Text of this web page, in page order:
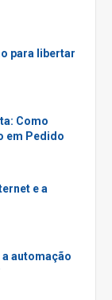
para libertar
Como
em Pedido
e a
automação